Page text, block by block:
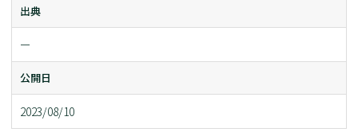
出典
ー
公開日
2023/08/10